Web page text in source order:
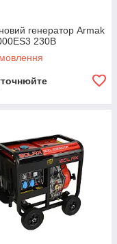
генератор Armak
230В